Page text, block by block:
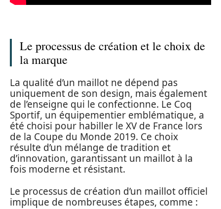
Le processus de création et le choix de
la marque
La qualité d’un maillot ne dépend pas
uniquement de son design, mais également
de l’enseigne qui le confectionne. Le Coq
Sportif, un équipementier emblématique, a
été choisi pour habiller le XV de France lors
de la Coupe du Monde 2019. Ce choix
résulte d’un mélange de tradition et
d’innovation, garantissant un maillot à la
fois moderne et résistant.
Le processus de création d’un maillot officiel
implique de nombreuses étapes, comme :